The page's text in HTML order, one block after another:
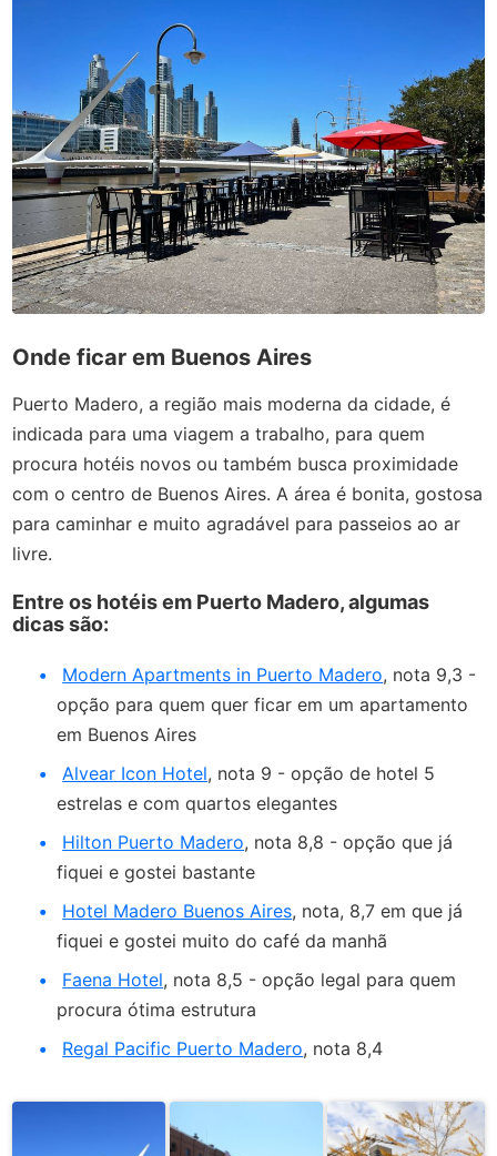
Onde ficar em Buenos Aires
Puerto Madero, a região mais moderna da cidade, é
indicada para uma viagem a trabalho, para quem
procura hotéis novos ou também busca proximidade
com o centro de Buenos Aires. A área é bonita, gostosa
para caminhar e muito agradável para passeios ao ar
livre.
Entre os hotéis em Puerto Madero, algumas
dicas são:
Modern Apartments in Puerto Madero, nota 9,3 -
opção para quem quer ficar em um apartamento
em Buenos Aires
Alvear Icon Hotel, nota 9 - opção de hotel 5
estrelas e com quartos elegantes
Hilton Puerto Madero, nota 8,8 - opção que já
fiquei e gostei bastante
Hotel Madero Buenos Aires, nota, 8,7 em que já
fiquei e gostei muito do café da manhã
Faena Hotel, nota 8,5 - opção legal para quem
procura ótima estrutura
Regal Pacific Puerto Madero, nota 8,4